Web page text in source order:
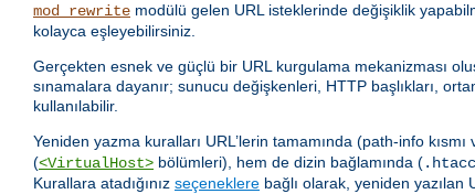
mod_rewrite modülü gelen URL isteklerinde değişiklik
kolayca eşleyebilirsiniz.
Gerçekten esnek ve güçlü bir URL kurgulama mekanizması
sınamalara dayanır; sunucu değişkenleri, HTTP başlıkları,
kullanılabilir.
Yeniden yazma kuralları URL’lerin tamamında (path-info
(<VirtualHost> bölümleri), hem de dizin bağlamında (
Kurallara atadığınız seçeneklere bağlı olarak, yeniden